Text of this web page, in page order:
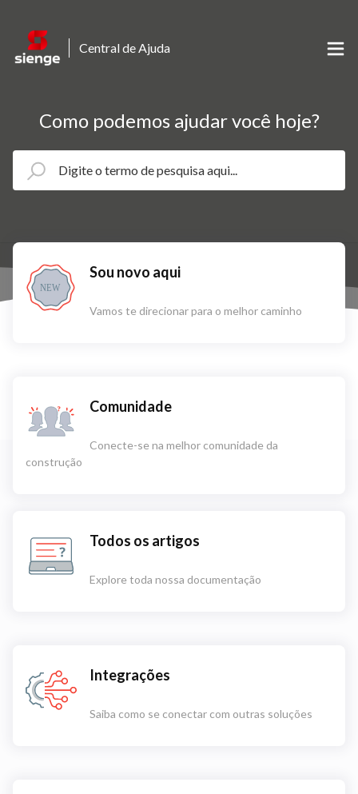
Central de Ajuda
Como podemos ajudar você hoje?
NEW
Sou novo aqui
Vamos te direcionar para o melhor caminho
Comunidade
Conecte-se na melhor comunidade da
construção
Todos os artigos
Explore toda nossa documentação
Integrações
Saiba como se conectar com outras soluções